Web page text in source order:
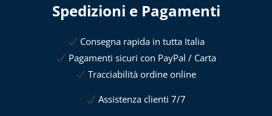
Spedizioni e Pagamenti
Consegna rapida in tutta Italia
Pagamenti sicuri con PayPal / Carta
Tracciabilità ordine online
Assistenza clienti 7/7